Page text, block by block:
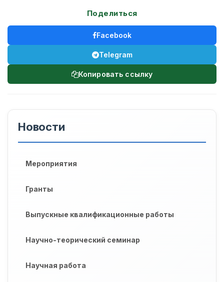
Поделиться
Facebook
Telegram
Копировать ссылку
Новости
Мероприятия
Гранты
Выпускные квалификационные работы
Научно-теорический семинар
Научная работа